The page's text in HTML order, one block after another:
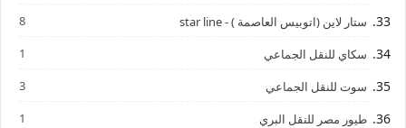
ستار لاين (اتوبيس العاصمة ) - star line 8
سكاي للنقل الجماعي 1
سوت للنقل الجماعي 3
طيور مصر للنقل البري 1